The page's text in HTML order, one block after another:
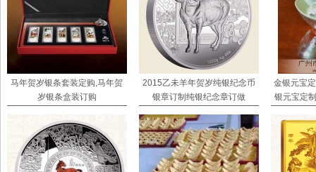
马年贺岁银条套装定购,马年贺
岁银条盒装订购
2015乙未羊年贺岁纯银纪念币
银章订制纯银纪念章订做
金银元宝
银元宝定